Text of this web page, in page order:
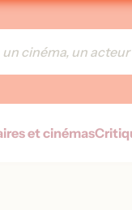
et cinémas